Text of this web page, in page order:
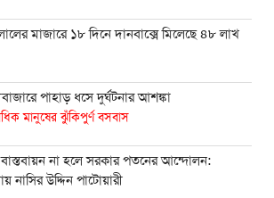
মাজারে ১৮ দিনে দানবাক্সে মিলেছে ৪৮ লাখ
পাহাড় ধসে দুর্ঘটনার আশঙ্কা
মানুষের ঝুঁকিপুর্ণ বসবাস
বাস্তবায়ন না হলে সরকার পতনের আন্দোলন:
নাসির উদ্দিন পাটোয়ারী